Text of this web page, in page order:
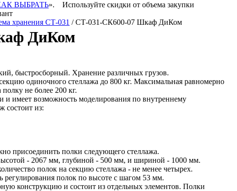
ВЫБРАТЬ».
Используйте скидки от объема закупки
хранения СТ-031 / СТ-031-СК600-07 Шкаф ДиКом
ДиКом
быстросборный. Хранение различных грузов.
одиночного стеллажа до 800 кг. Максимальная равномерно
полку не более 200 кг.
и имеет возможность моделирования по внутреннему
состоит из:
присоединить полки следующего стеллажа.
- 2067 мм, глубиной - 500 мм, и шириной - 1000 мм.
полок на секцию стеллажа - не менее четырех.
регулирования полок по высоте с шагом 53 мм.
конструкцию и состоит из отдельных элементов. Полки